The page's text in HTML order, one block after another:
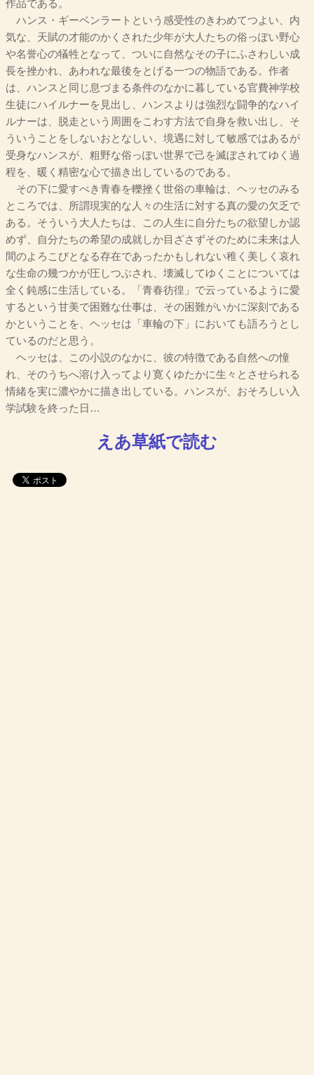
作品である。
ハンス・ギーベンラートという感受性のきわめてつよい、内
気な、天賦の才能のかくされた少年が大人たちの俗っぽい野心
や名誉心の犠牲となって、ついに自然なその子にふさわしい成
長を挫かれ、あわれな最後をとげる一つの物語である。作者
は、ハンスと同じ息づまる条件のなかに暮している官費神学校
生徒にハイルナーを見出し、ハンスよりは強烈な闘争的なハイ
ルナーは、脱走という周囲をこわす方法で自身を救い出し、そ
ういうことをしないおとなしい、境遇に対して敏感ではあるが
受身なハンスが、粗野な俗っぽい世界で己を滅ぼされてゆく過
程を、暖く精密な心で描き出しているのである。
その下に愛すべき青春を轢挫く世俗の車輪は、ヘッセのみる
ところでは、所謂現実的な人々の生活に対する真の愛の欠乏で
ある。そういう大人たちは、この人生に自分たちの欲望しか認
めず、自分たちの希望の成就しか目ざさずそのために未来は人
間のよろこびとなる存在であったかもしれない稚く美しく哀れ
な生命の幾つかが圧しつぶされ、壊滅してゆくことについては
全く鈍感に生活している。「青春彷徨」で云っているように愛
するという甘美で困難な仕事は、その困難がいかに深刻である
かということを、ヘッセは「車輪の下」においても語ろうとし
ているのだと思う。
ヘッセは、この小説のなかに、彼の特徴である自然への憧
れ、そのうちへ溶け入ってより寛くゆたかに生々とさせられる
情緒を実に濃やかに描き出している。ハンスが、おそろしい入
学試験を終った日…
えあ草紙で読む